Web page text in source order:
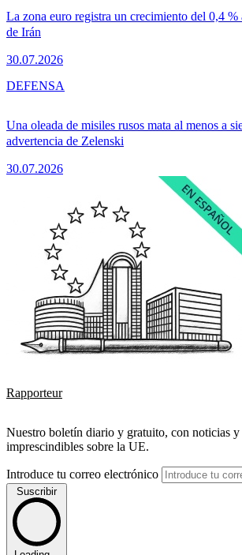
La zona euro registra un crecimiento del 0,4 %
de Irán
30.07.2026
Una oleada de misiles rusos mata al menos a
advertencia de Zelenski
30.07.2026
DEFENSA
Rapporteur
Nuestro boletín diario y gratuito, con noticias y
imprescindibles sobre la UE.
Introduce tu correo electrónico
Suscribir